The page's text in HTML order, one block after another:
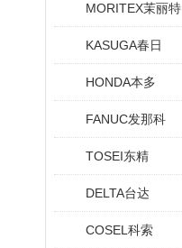
MORITEX茉丽特
KASUGA春日
HONDA本多
FANUC发那科
TOSEI东精
DELTA台达
COSEL科索